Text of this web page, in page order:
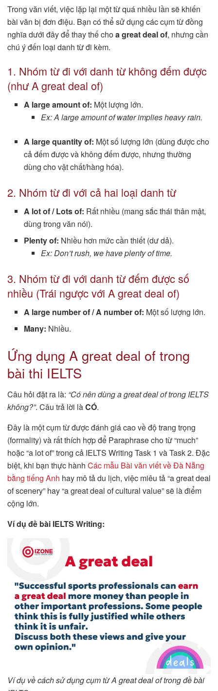
Trong văn viết, việc lặp lại một từ quá nhiều lần sẽ khiến
bài văn bị đơn điệu. Bạn có thể sử dụng các cụm từ đồng
nghĩa dưới đây để thay thế choa great deal of, nhưng cần
chú ý đến loại danh từ đi kèm.
1. Nhóm từ đi với danh từ không đếm được
(như A great deal of)
A large amount of: Một lượng lớn.
Ex: A large amount of water implies heavy rain.
A large quantity of: Một số lượng lớn (dùng được cho
cả đếm được và không đếm được, nhưng thường
dùng cho vật chất/hàng hóa).
2. Nhóm từ đi với cả hai loại danh từ
A lot of / Lots of: Rất nhiều (mang sắc thái thân mật,
dùng trong văn nói).
Plenty of: Nhiều hơn mức cần thiết (dư dả).
Ex: Don’t rush, we have plenty of time.
3. Nhóm từ đi với danh từ đếm được số
nhiều (Trái ngược với A great deal of)
A large number of / A number of: Một số lượng lớn.
Many: Nhiều.
Ứng dụng A great deal of trong
bài thi IELTS
Câu hỏi đặt ra là: “Có nên dùng a great deal of trong IELTS
không?”. Câu trả lời làCÓ.
Đây là một cụm từ được đánh giá cao về độ trang trọng
(formality) và rất thích hợp để Paraphrase cho từ “much”
hoặc “a lot of” trong cả IELTS Writing Task 1 và Task 2. Đặc
biệt, khi bạn thực hành Các mẫu Bài văn viết về Đà Nẵng
bằng tiếng Anh hay mô tả du lịch, việc miêu tả “a great deal
of scenery” hay “a great deal of cultural value” sẽ là điểm
cộng lớn.
Ví dụ đề bài IELTS Writing:
Ví dụ về cách sử dụng cụm từ A great deal of trong đề bài